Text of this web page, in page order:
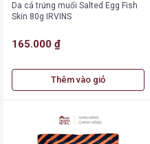
Da cá trứng muối Salted Egg Fish
Skin 80g IRVINS
165.000 ₫
Thêm vào giỏ